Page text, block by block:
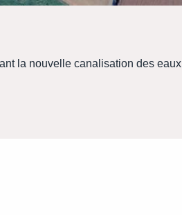
la nouvelle canalisation des eaux